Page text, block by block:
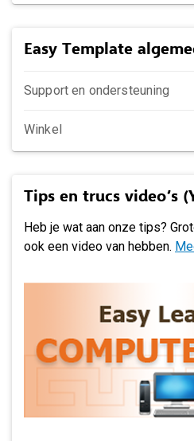
Easy Template
Support en ondersteuning
Winkel
Tips en trucs video’s
Heb je wat aan onze tips?
ook een video van hebben.